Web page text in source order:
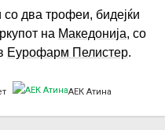
два трофеи, бидејќи
на Македонија, со
Еурофарм Пелистер.
АЕК Атина